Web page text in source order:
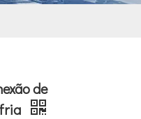
de